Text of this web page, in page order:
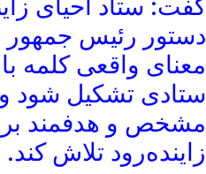
دستور رئیس جمهور
معنای واقعی کلمه
ستادی تشکیل شود و
مشخص و هدفمند
زاینده‌رود تلاش کند.